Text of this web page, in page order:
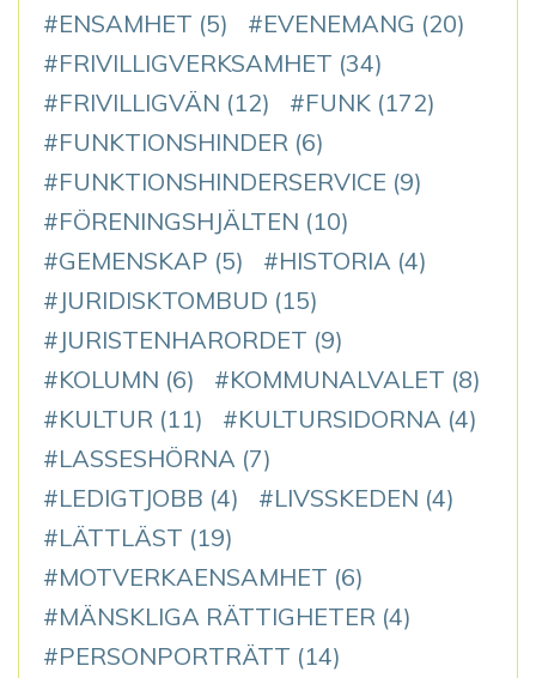
ENSAMHET (5) EVENEMANG (20)
FRIVILLIGVERKSAMHET (34)
FRIVILLIGVÄN (12) FUNK (172)
FUNKTIONSHINDER (6)
FUNKTIONSHINDERSERVICE (9)
FÖRENINGSHJÄLTEN (10)
GEMENSKAP (5) HISTORIA (4)
JURIDISKTOMBUD (15)
JURISTENHARORDET (9)
KOLUMN (6) KOMMUNALVALET (8)
KULTUR (11) KULTURSIDORNA (4)
LASSESHÖRNA (7)
LEDIGTJOBB (4) LIVSSKEDEN (4)
LÄTTLÄST (19)
MOTVERKAENSAMHET (6)
MÄNSKLIGA RÄTTIGHETER (4)
PERSONPORTRÄTT (14)